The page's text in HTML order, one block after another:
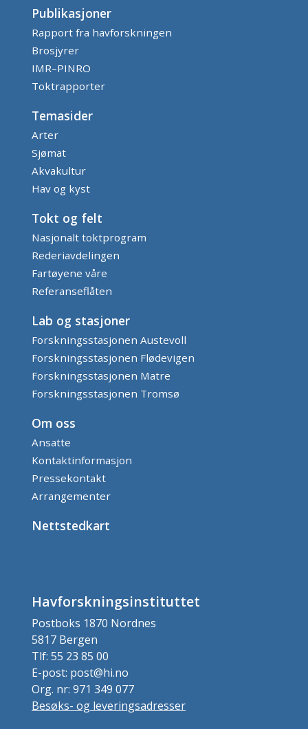
Publikasjoner
Rapport fra havforskningen
Brosjyrer
IMR–PINRO
Toktrapporter
Temasider
Arter
Sjømat
Akvakultur
Hav og kyst
Tokt og felt
Nasjonalt toktprogram
Rederiavdelingen
Fartøyene våre
Referanseflåten
Lab og stasjoner
Forskningsstasjonen Austevoll
Forskningsstasjonen Flødevigen
Forskningsstasjonen Matre
Forskningsstasjonen Tromsø
Om oss
Ansatte
Kontaktinformasjon
Pressekontakt
Arrangementer
Nettstedkart
Havforskningsinstituttet
Postboks 1870 Nordnes
5817 Bergen
Tlf: 55 23 85 00
E-post: post@hi.no
Org. nr: 971 349 077
Besøks- og leveringsadresser